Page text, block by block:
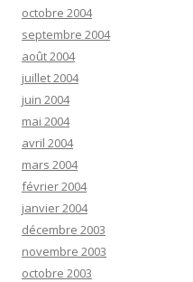
octobre 2004
septembre 2004
août 2004
juillet 2004
juin 2004
mai 2004
avril 2004
mars 2004
février 2004
janvier 2004
décembre 2003
novembre 2003
octobre 2003